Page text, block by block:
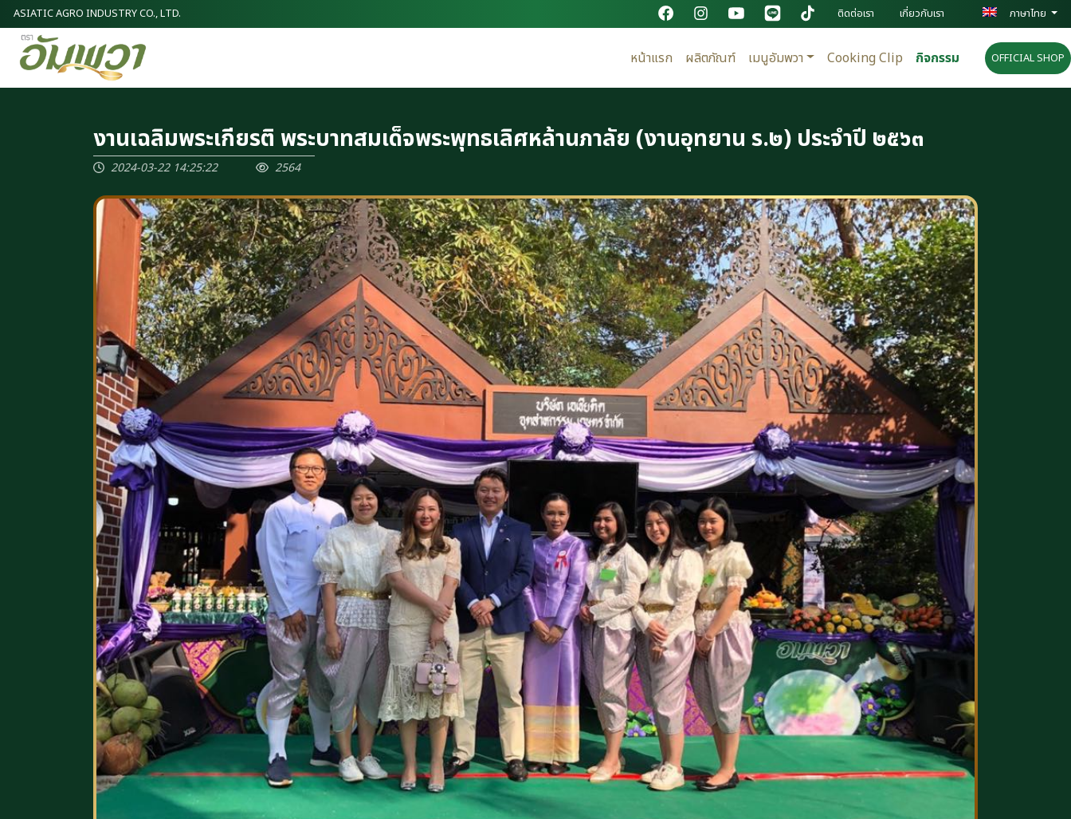
ASIATIC AGRO INDUSTRY CO., LTD. ติดต่อเรา เกี่ยวกับเรา ภาษาไทย
หน้าแรก ผลิตภัณฑ์ เมนูอัมพวา Cooking Clip กิจกรรม OFFICIAL SHOP
งานเฉลิมพระเกียรติ พระบาทสมเด็จพระพุทธเลิศหล้านภาลัย (งานอุทยาน ร.๒) ประจำปี ๒๕๖๓
2024-03-22 14:25:22 2564